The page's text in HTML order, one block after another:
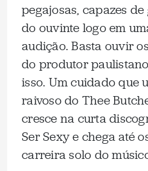
pegajosas, capazes
do ouvinte logo em
audição. Basta ouvir
do produtor
isso. Um cuidado que
raivoso do Thee
cresce na curta
Ser Sexy e chega até
carreira solo do